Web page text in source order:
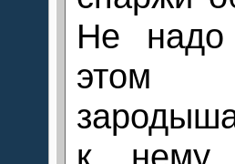
Не надо
этом
к нему